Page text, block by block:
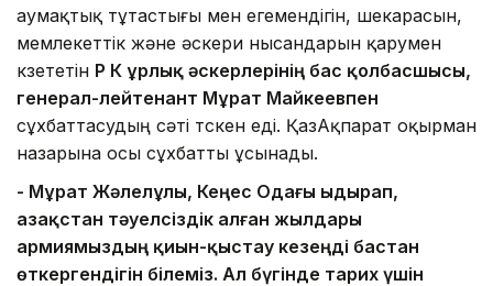
аумақтық тұтастығы мен егемендігін, шекарасын,
мемлекеттік және әскери нысандарын қарумен
күзететін ҚР ҚК Құрлық әскерлерінің бас қолбасшысы,
генерал-лейтенант Мұрат Майкеевпен
сұхбаттасудың сәті түскен еді. ҚазАқпарат оқырман
назарына осы сұхбатты ұсынады.
- Мұрат Жәлелұлы, Кеңес Одағы ыдырап,
Қазақстан тәуелсіздік алған жылдары
армиямыздың қиын-қыстау кезеңді бастан
өткергендігін білеміз. Ал бүгінде тарих үшін